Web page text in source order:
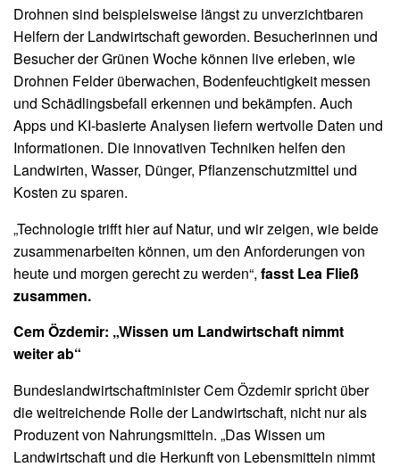
Drohnen sind beispielsweise längst zu unverzichtbaren
Helfern der Landwirtschaft geworden. Besucherinnen und
Besucher der Grünen Woche können live erleben, wie
Drohnen Felder überwachen, Bodenfeuchtigkeit messen
und Schädlingsbefall erkennen und bekämpfen. Auch
Apps und KI-basierte Analysen liefern wertvolle Daten und
Informationen. Die innovativen Techniken helfen den
Landwirten, Wasser, Dünger, Pflanzenschutzmittel und
Kosten zu sparen.
„Technologie trifft hier auf Natur, und wir zeigen, wie beide
zusammenarbeiten können, um den Anforderungen von
heute und morgen gerecht zu werden“, fasst Lea Fließ
zusammen.
Cem Özdemir: „Wissen um Landwirtschaft nimmt
weiter ab“
Bundeslandwirtschaftminister Cem Özdemir spricht über
die weitreichende Rolle der Landwirtschaft, nicht nur als
Produzent von Nahrungsmitteln. „Das Wissen um
Landwirtschaft und die Herkunft von Lebensmitteln nimmt